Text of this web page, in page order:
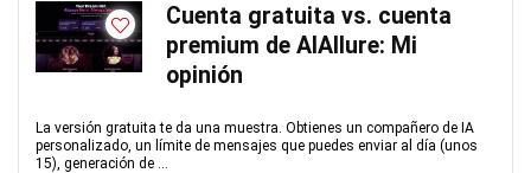
Cuenta gratuita vs. cuenta
premium de AIAllure: Mi
opinión
La versión gratuita te da una muestra. Obtienes un compañero de IA
personalizado, un límite de mensajes que puedes enviar al día (unos
15), generación de ...